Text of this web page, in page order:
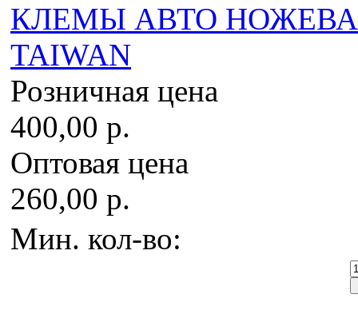
КЛЕМЫ АВТО НОЖЕВАЯ
TAIWAN
Розничная цена
400,00 р.
Оптовая цена
260,00 р.
Мин. кол-во: